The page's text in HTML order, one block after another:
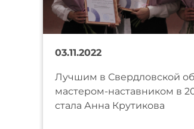
03.11.2022
Лучшим в Свердловской
мастером-наставником в
стала Анна Крутикова